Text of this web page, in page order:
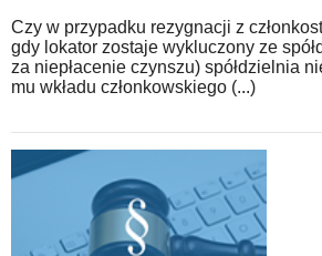
Czy w przypadku rezygnacji z
gdy lokator zostaje wykluczony ze
za niepłacenie czynszu) spółdzielnia
mu wkładu członkowskiego (...)